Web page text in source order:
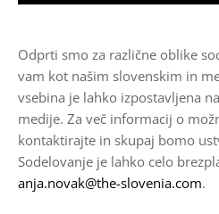
Odprti smo za različne oblike
vam kot našim slovenskim in
vsebina je lahko izpostavljena
medije. Za več informacij o
kontaktirajte in skupaj bomo
Sodelovanje je lahko celo
anja.novak@the-slovenia.com.